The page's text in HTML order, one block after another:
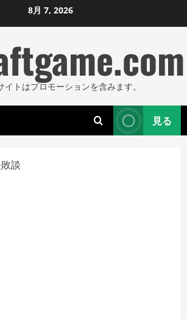
8月 7, 2026
トはプロモーションを含みます。
見る
談